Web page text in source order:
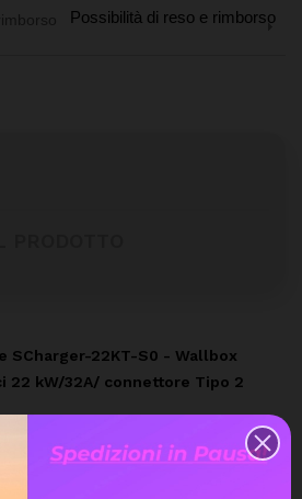
Possibilità di reso e rimborso
SCharger-22KT-S0 - Wallbox
kW/32A/ connettore Tipo 2
intelligenti riducono le bollette